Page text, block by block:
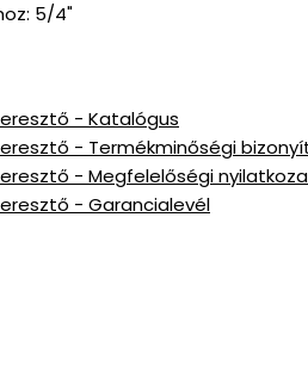
5/4"
- Katalógus
- Termékminőségi
- Megfelelőségi
- Garancialevél